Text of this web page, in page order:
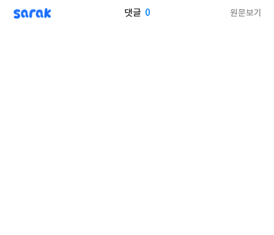
sarak 댓글 0 원문보기